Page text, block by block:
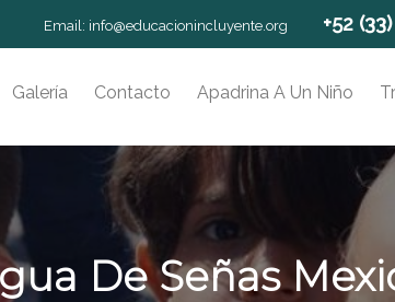
Email: info@educacionincluyente.org +52
Galería Contacto Apadrina A Un Niño
De Señas